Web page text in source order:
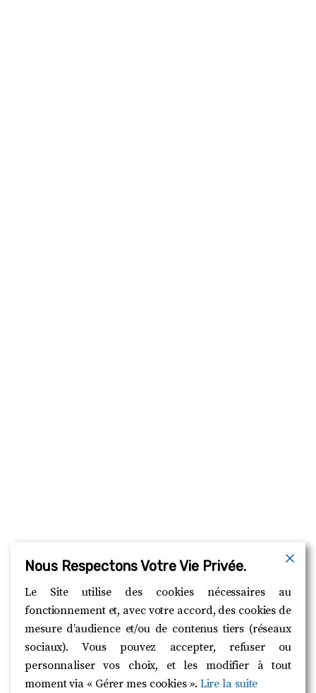
Nous Respectons Votre Vie Privée.
Le Site utilise des cookies nécessaires au
fonctionnement et, avec votre accord, des cookies de
mesure d’audience et/ou de contenus tiers (réseaux
sociaux). Vous pouvez accepter, refuser ou
personnaliser vos choix, et les modifier à tout
moment via « Gérer mes cookies ». Lire la suite